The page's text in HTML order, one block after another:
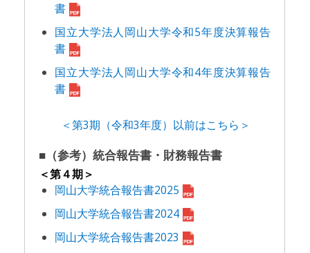
書
国立大学法人岡山大学令和5年度決算報告
書
国立大学法人岡山大学令和4年度決算報告
書
＜第3期（令和3年度）以前はこちら＞
■（参考）統合報告書・財務報告書
＜第４期＞
岡山大学統合報告書2025
岡山大学統合報告書2024
岡山大学統合報告書2023